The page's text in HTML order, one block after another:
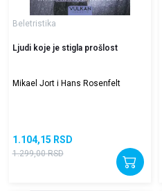
Beletristika
Ljudi koje je stigla prošlost
Mikael Jort i Hans Rosenfelt
1.104,15 RSD
1.299,00 RSD